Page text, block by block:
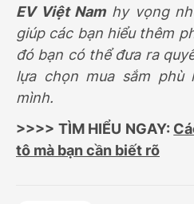
EV Việt Nam hy vọng
giúp các bạn hiểu thêm
đó bạn có thể đưa ra
lựa chọn mua sắm phù
mình.
>>>> TÌM HIỂU NGAY:
tô mà bạn cần biết rõ